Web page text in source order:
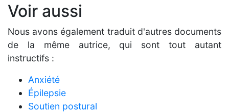
Voir aussi
Nous avons également traduit d'autres documents
de la même autrice, qui sont tout autant
instructifs :
Anxiété
Épilepsie
Soutien postural